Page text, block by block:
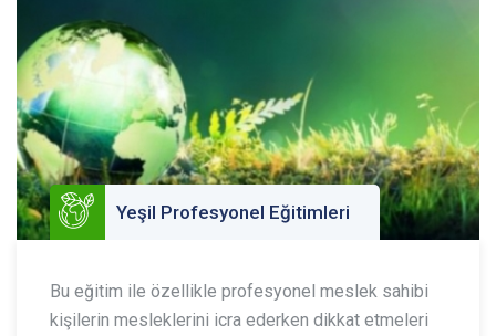
Yeşil Profesyonel Eğitimleri
Bu eğitim ile özellikle profesyonel meslek sahibi
kişilerin mesleklerini icra ederken dikkat etmeleri